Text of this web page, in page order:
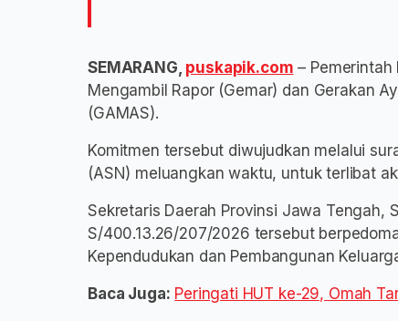
SEMARANG, puskapik.com –
Mengambil Rapor (Gemar) dan Gerakan
(GAMAS).
Komitmen tersebut diwujudkan melalui
(ASN) meluangkan waktu, untuk terlibat
Sekretaris Daerah Provinsi Jawa Tengah,
S/400.13.26/207/2026 tersebut
Kependudukan dan Pembangunan
Baca Juga: Peringati HUT ke-29, Omah